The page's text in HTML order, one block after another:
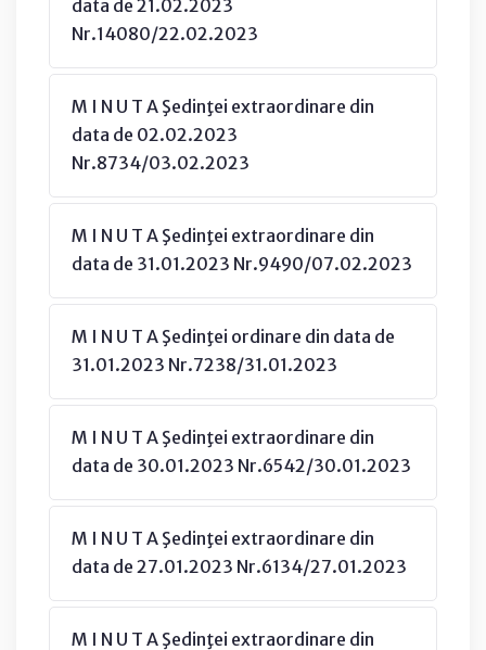
data de 21.02.2023
Nr.14080/22.02.2023
M I N U T A Şedinţei extraordinare din
data de 02.02.2023
Nr.8734/03.02.2023
M I N U T A Şedinţei extraordinare din
data de 31.01.2023 Nr.9490/07.02.2023
M I N U T A Şedinţei ordinare din data de
31.01.2023 Nr.7238/31.01.2023
M I N U T A Şedinţei extraordinare din
data de 30.01.2023 Nr.6542/30.01.2023
M I N U T A Şedinţei extraordinare din
data de 27.01.2023 Nr.6134/27.01.2023
M I N U T A Şedinţei extraordinare din